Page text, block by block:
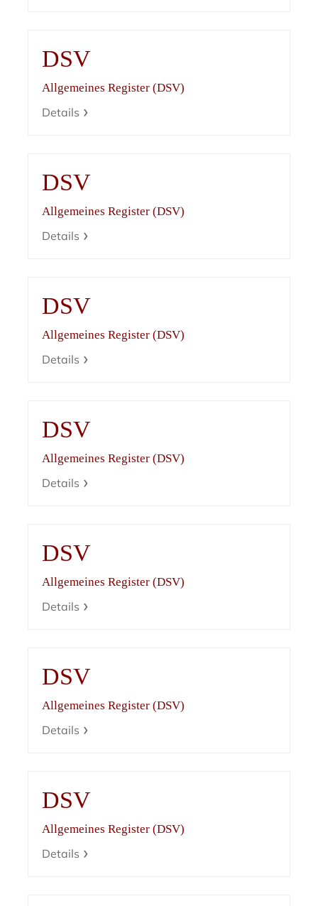
DSV
Allgemeines Register (DSV)
Details
DSV
Allgemeines Register (DSV)
Details
DSV
Allgemeines Register (DSV)
Details
DSV
Allgemeines Register (DSV)
Details
DSV
Allgemeines Register (DSV)
Details
DSV
Allgemeines Register (DSV)
Details
DSV
Allgemeines Register (DSV)
Details